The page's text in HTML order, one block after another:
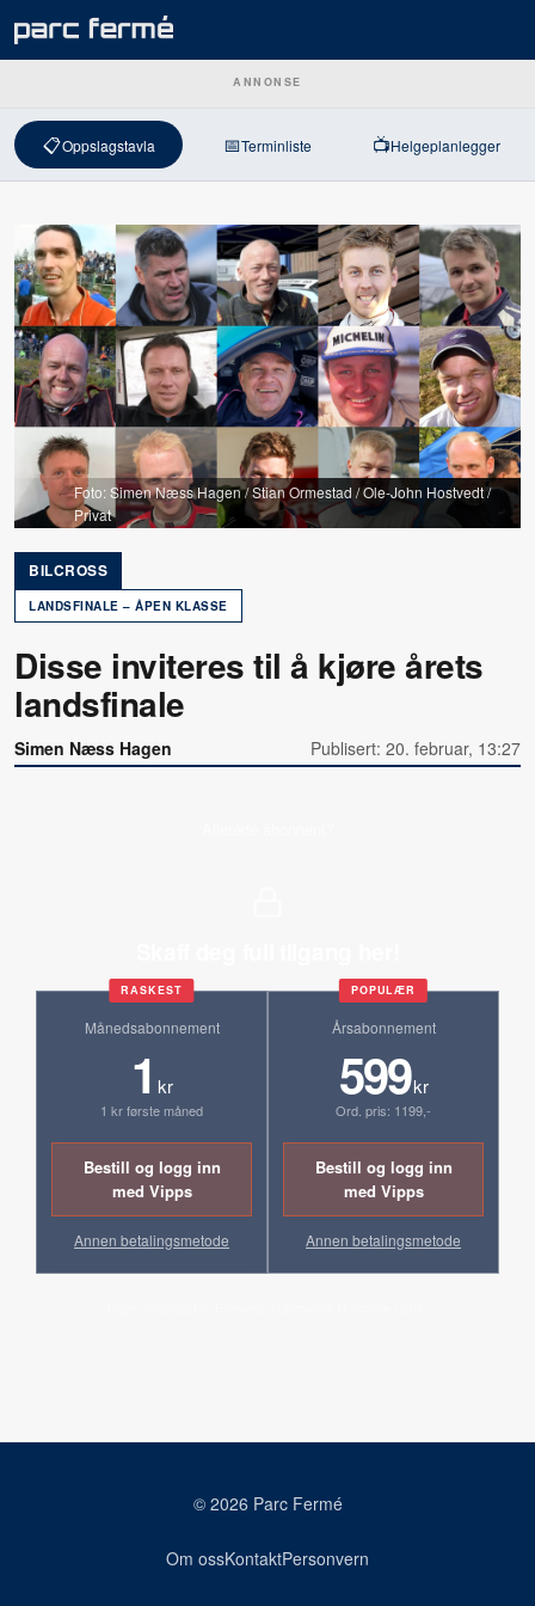
ANNONSE
📋Oppslagstavla 📅Terminliste 📺Helgeplanlegger
Foto: Simen Næss Hagen / Stian Ormestad / Ole-John Hostvedt /
Privat
BILCROSS
LANDSFINALE – ÅPEN KLASSE
Disse inviteres til å kjøre årets
landsfinale
Simen Næss Hagen Publisert: 20. februar, 13:27
RASKEST
Månedsabonnement
1 kr
1 kr første måned
Bestill og logg inn
med Vipps
Annen betalingsmetode
POPULÆR
Årsabonnement
599kr
Ord. pris: 1199,-
Bestill og logg inn
med Vipps
Annen betalingsmetode
© 2026 Parc Fermé
Om ossKontaktPersonvern